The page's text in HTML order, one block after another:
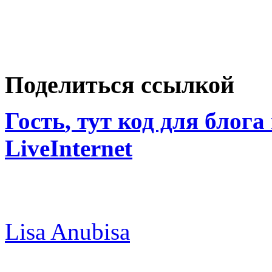
Поделиться ссылкой
Гость, тут код для
LiveInternet
Lisa Anubisa